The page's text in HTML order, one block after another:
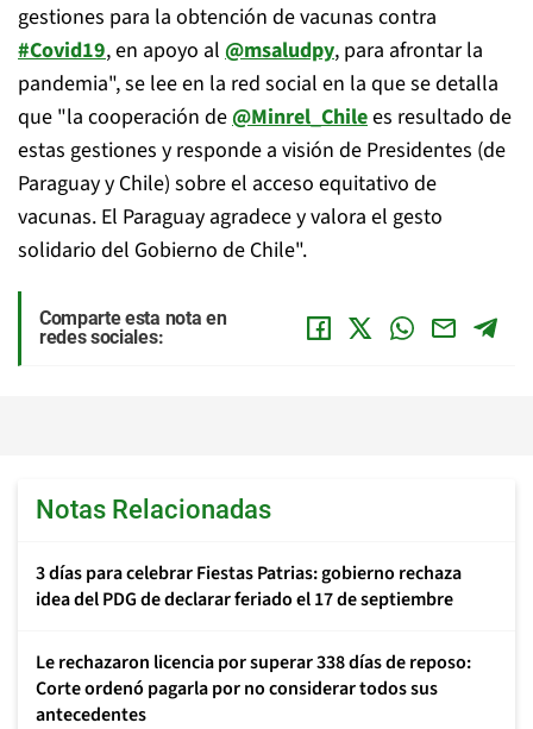
gestiones para la obtención de vacunas contra
#Covid19, en apoyo al @msaludpy, para afrontar la
pandemia", se lee en la red social en la que se detalla
que "la cooperación de@Minrel_Chilees resultado de
estas gestiones y responde a visión de Presidentes (de
Paraguay y Chile) sobre el acceso equitativo de
vacunas. El Paraguay agradece y valora el gesto
solidario del Gobierno de Chile".
Comparte esta nota en
redes sociales:
Notas Relacionadas
3 días para celebrar Fiestas Patrias: gobierno rechaza
idea del PDG de declarar feriado el 17 de septiembre
Le rechazaron licencia por superar 338 días de reposo:
Corte ordenó pagarla por no considerar todos sus
antecedentes